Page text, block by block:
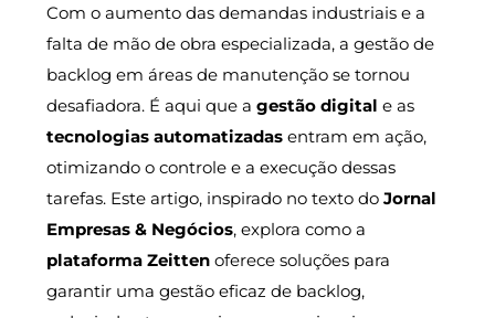
Com o aumento das demandas industriais e a
falta de mão de obra especializada, a gestão de
backlog em áreas de manutenção se tornou
desafiadora. É aqui que a gestão digital e as
tecnologias automatizadasentram em ação,
otimizando o controle e a execução dessas
tarefas. Este artigo, inspirado no texto do Jornal
Empresas & Negócios, explora como a
plataforma Zeittenoferece soluções para
garantir uma gestão eficaz de backlog,